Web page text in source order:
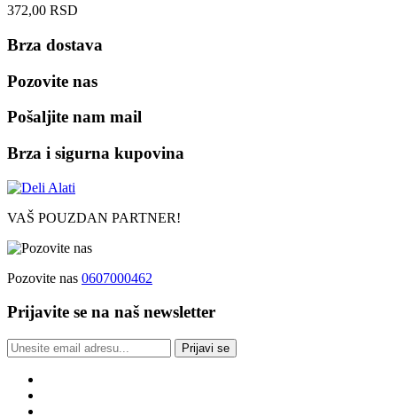
372,00 RSD
Brza dostava
Pozovite nas
Pošaljite nam mail
Brza i sigurna kupovina
VAŠ POUZDAN PARTNER!
Pozovite nas 0607000462
Prijavite se na naš newsletter
Prijavi se